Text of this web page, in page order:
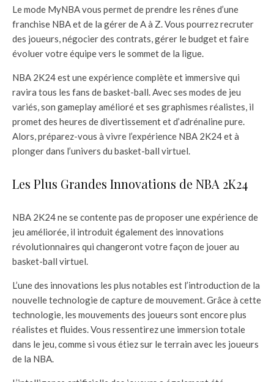
Le mode MyNBA vous permet de prendre les rênes d’une
franchise NBA et de la gérer de A à Z. Vous pourrez recruter
des joueurs, négocier des contrats, gérer le budget et faire
évoluer votre équipe vers le sommet de la ligue.
NBA 2K24 est une expérience complète et immersive qui
ravira tous les fans de basket-ball. Avec ses modes de jeu
variés, son gameplay amélioré et ses graphismes réalistes, il
promet des heures de divertissement et d’adrénaline pure.
Alors, préparez-vous à vivre l’expérience NBA 2K24 et à
plonger dans l’univers du basket-ball virtuel.
Les Plus Grandes Innovations de NBA 2K24
NBA 2K24 ne se contente pas de proposer une expérience de
jeu améliorée, il introduit également des innovations
révolutionnaires qui changeront votre façon de jouer au
basket-ball virtuel.
L’une des innovations les plus notables est l’introduction de la
nouvelle technologie de capture de mouvement. Grâce à cette
technologie, les mouvements des joueurs sont encore plus
réalistes et fluides. Vous ressentirez une immersion totale
dans le jeu, comme si vous étiez sur le terrain avec les joueurs
de la NBA.